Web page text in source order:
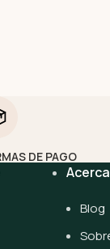
DE PAGO
Blog